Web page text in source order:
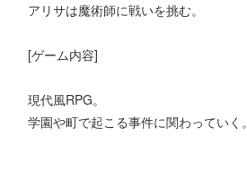
アリサは魔術師に戦いを挑む。
[ゲーム内容]
現代風RPG。
学園や町で起こる事件に関わっていく。